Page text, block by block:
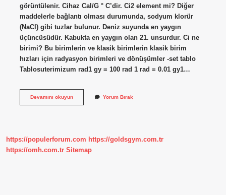
görüntülenir. Cihaz Cal/G ° C’dir. Ci2 element mi? Diğer
maddelerle bağlantı olması durumunda, sodyum klorür
(NaCl) gibi tuzlar bulunur. Deniz suyunda en yaygın
üçüncüsüdür. Kabukta en yaygın olan 21. unsurdur. Ci ne
birimi? Bu birimlerin ve klasik birimlerin klasik birim
hızları için radyasyon birimleri ve dönüşümler -set tablo
Tablosuterimizum rad1 gy = 100 rad 1 rad = 0.01 gy1…
Devamını okuyunCi
Yorum Bırak
https://populerforum.com https://goldsgym.com.tr
https://omh.com.tr Sitemap